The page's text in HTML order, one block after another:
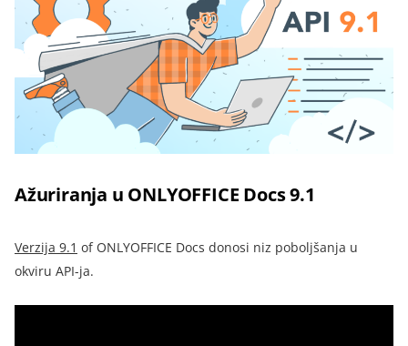
Ažuriranja u ONLYOFFICE Docs 9.1
Verzija 9.1 of ONLYOFFICE Docs donosi niz poboljšanja u
okviru API-ja.